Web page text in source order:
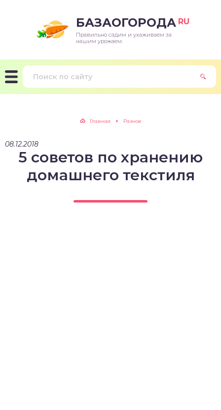
БАЗАОГОРОДА RU
Правильно садим и ухаживаем за
нашим урожаем.
Главная Разное
08.12.2018
5 советов по хранению
домашнего текстиля